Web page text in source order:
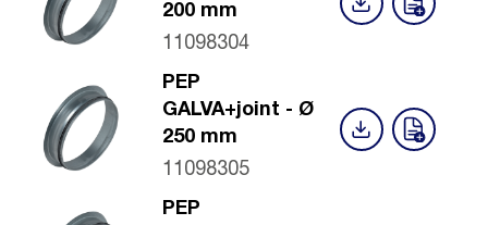
200 mm
11098304
PEP
GALVA+joint - Ø
250 mm
11098305
PEP